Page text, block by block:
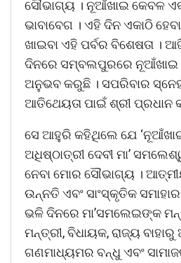
ସୌଭାଗ୍ୟ । ନୂଆଁଖାଇ କେବଳ
ଭାବାବେଗ । ଏହି ଦିନ ଏକାଠି
ଖାଇବା ଏହି ପର୍ବର ବିଶେଷତା ।
ଦିନରେ ସମ୍ବଲପୁରରେ ନୂଆଁଖାଇ
ଅନୁଭବ କରୁଛି । ସପରିବାର
ଆତିଥେୟତା ପାଇଁ ଶ୍ରୀ ପ୍ରଧାନ
ସେ ଆହୁରି କହିଥିଲେ ଯେ
ଅଧିଷ୍ଠାତ୍ରୀ ଦେବୀ ମା’
ନେବା ମୋର ସୌଭାଗ୍ୟ ।
ଉନ୍ନତି ଏବଂ ସାଂସ୍କୃତିକ
ଭଳି ଦିନରେ ମା’ସମଲେଇଙ୍କ
ମନ୍ତ୍ରୀ, ବିଧାୟକ, ରାଜ୍ୟ
ଗଣମାଧ୍ୟମର ବନ୍ଧୁ ଏବଂ